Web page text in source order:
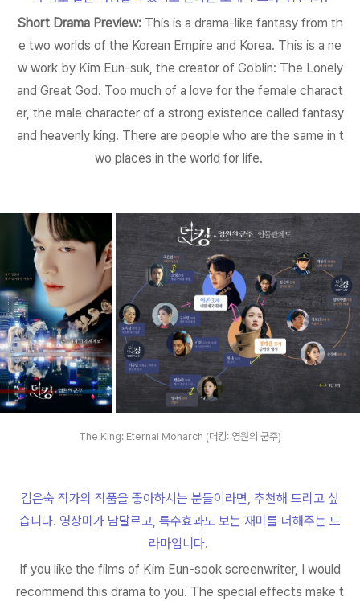
Short Drama Preview: This is a drama-like fantasy from th
e two worlds of the Korean Empire and Korea. This is a ne
w work by Kim Eun-suk, the creator of Goblin: The Lonely
and Great God. Too much of a love for the female charact
er, the male character of a strong existence called fantasy
and heavenly king. There are people who are the same in t
wo places in the world for life.
The King: Eternal Monarch (더킹: 영원의 군주)
김은숙 작가의 작품을 좋아하시는 분들이라면, 추천해 드리고 싶
습니다. 영상미가 남달르고, 특수효과도 보는 재미를 더해주는 드
라마입니다.
If you like the films of Kim Eun-sook screenwriter, I would
recommend this drama to you. The special effects make t